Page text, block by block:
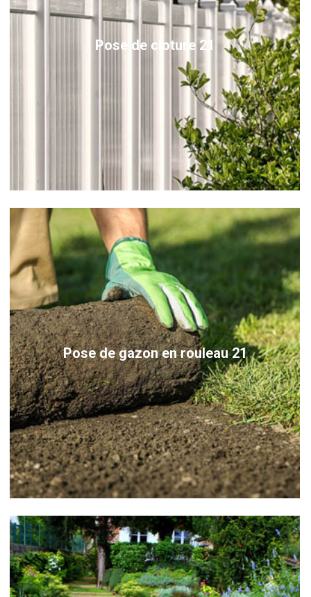
Pose de cloture 21
Pose de gazon en rouleau 21